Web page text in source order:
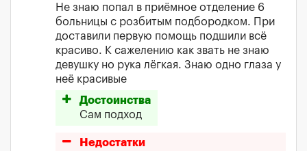
Не знаю попал в приёмное отделение 6
больницы с розбитым подбородком. При
доставили первую помощь подшили всё
красиво. К сажелению как звать не знаю
девушку но рука лёгкая. Знаю одно глаза у
неё красивые
Достоинства
Сам подход
Недостатки